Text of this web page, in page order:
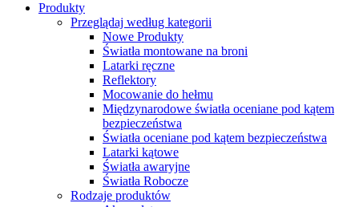
Produkty
Przeglądaj według kategorii
Nowe Produkty
Światła montowane na broni
Latarki ręczne
Reflektory
Mocowanie do hełmu
Międzynarodowe światła oceniane pod kątem
bezpieczeństwa
Światła oceniane pod kątem bezpieczeństwa
Latarki kątowe
Światła awaryjne
Światła Robocze
Rodzaje produktów